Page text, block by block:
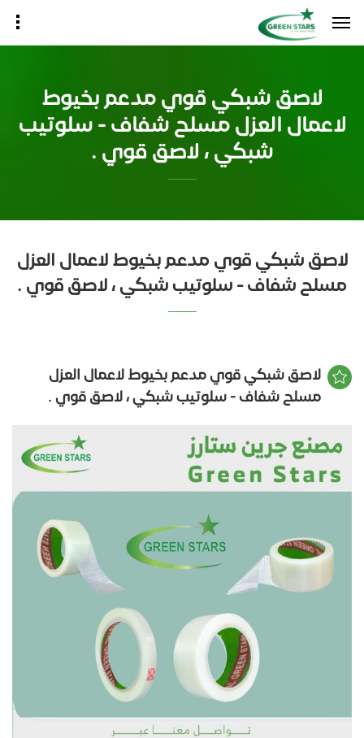
لاصق شبكي قوي مدعم بخيوط
لاعمال العزل مسلح شفاف - سلوتيب
شبكي ، لاصق قوي .
لاصق شبكي قوي مدعم بخيوط لاعمال العزل
مسلح شفاف - سلوتيب شبكي ، لاصق قوي .
لاصق شبكي قوي مدعم بخيوط لاعمال العزل
مسلح شفاف - سلوتيب شبكي ، لاصق قوي .